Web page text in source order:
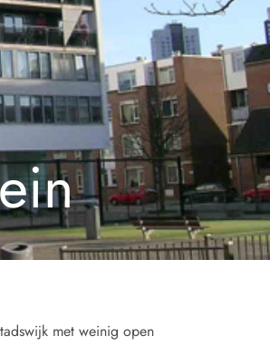
met weinig open